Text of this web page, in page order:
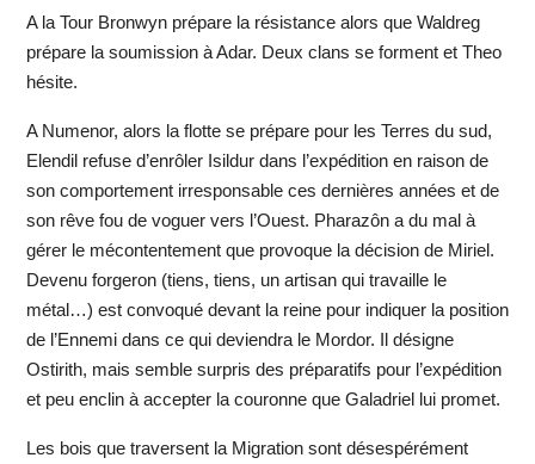
A la Tour Bronwyn prépare la résistance alors que Waldreg
prépare la soumission à Adar. Deux clans se forment et Theo
hésite.
A Numenor, alors la flotte se prépare pour les Terres du sud,
Elendil refuse d’enrôler Isildur dans l’expédition en raison de
son comportement irresponsable ces dernières années et de
son rêve fou de voguer vers l’Ouest. Pharazôn a du mal à
gérer le mécontentement que provoque la décision de Miriel.
Devenu forgeron (tiens, tiens, un artisan qui travaille le
métal…) est convoqué devant la reine pour indiquer la position
de l’Ennemi dans ce qui deviendra le Mordor. Il désigne
Ostirith, mais semble surpris des préparatifs pour l’expédition
et peu enclin à accepter la couronne que Galadriel lui promet.
Les bois que traversent la Migration sont désespérément